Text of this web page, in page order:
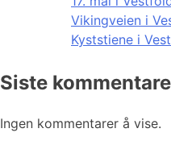
Vikingveien i
Kyststiene i
Siste
Ingen kommentarer å vise.